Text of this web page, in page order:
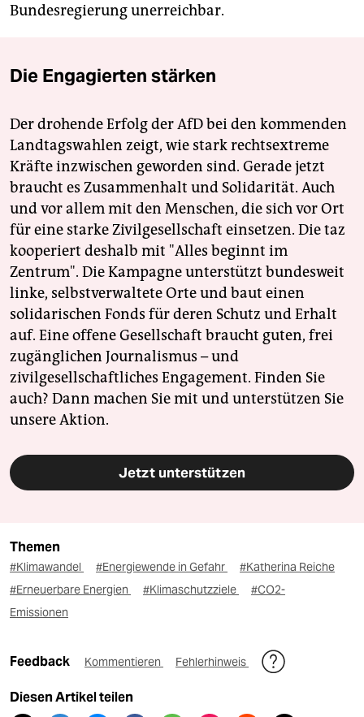
Bundesregierung unerreichbar.
Die Engagierten stärken
Der drohende Erfolg der AfD bei den kommenden
Landtagswahlen zeigt, wie stark rechtsextreme
Kräfte inzwischen geworden sind. Gerade jetzt
braucht es Zusammenhalt und Solidarität. Auch
und vor allem mit den Menschen, die sich vor Ort
für eine starke Zivilgesellschaft einsetzen. Die taz
kooperiert deshalb mit "Alles beginnt im
Zentrum". Die Kampagne unterstützt bundesweit
linke, selbstverwaltete Orte und baut einen
solidarischen Fonds für deren Schutz und Erhalt
auf. Eine offene Gesellschaft braucht guten, frei
zugänglichen Journalismus – und
zivilgesellschaftliches Engagement. Finden Sie
auch? Dann machen Sie mit und unterstützen Sie
unsere Aktion.
Jetzt unterstützen
Themen
#Klimawandel #Energiewende in Gefahr
#Katherina Reiche
#Erneuerbare Energien
#Klimaschutzziele
#CO2-
Emissionen
Feedback Kommentieren Fehlerhinweis
Diesen Artikel teilen